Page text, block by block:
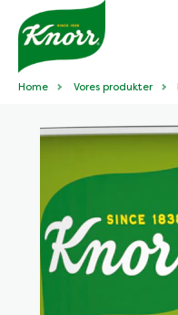
Home Vores produkter